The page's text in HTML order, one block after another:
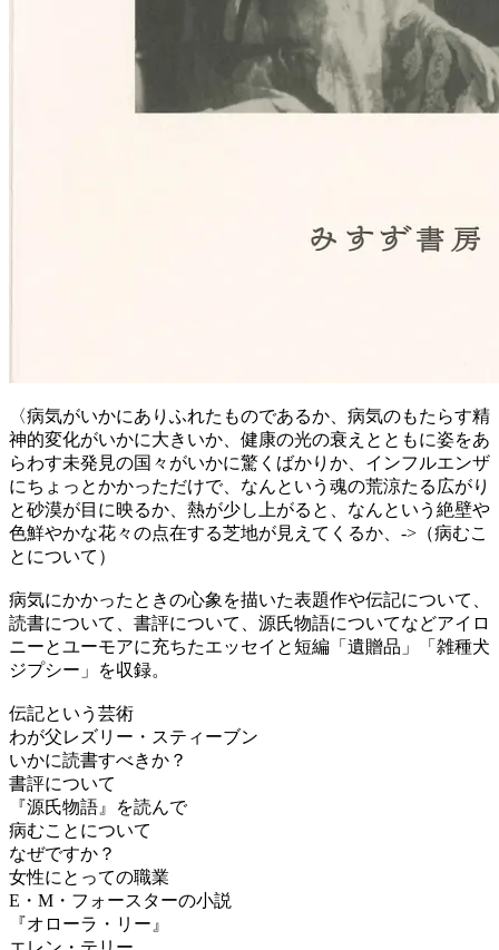
〈病気がいかにありふれたものであるか、病気のもたらす精
神的変化がいかに大きいか、健康の光の衰えとともに姿をあ
らわす未発見の国々がいかに驚くばかりか、インフルエンザ
にちょっとかかっただけで、なんという魂の荒涼たる広がり
と砂漠が目に映るか、熱が少し上がると、なんという絶壁や
色鮮やかな花々の点在する芝地が見えてくるか、->（病むこ
とについて）
病気にかかったときの心象を描いた表題作や伝記について、
読書について、書評について、源氏物語についてなどアイロ
ニーとユーモアに充ちたエッセイと短編「遺贈品」「雑種犬
ジプシー」を収録。
伝記という芸術
わが父レズリー・スティーブン
いかに読書すべきか？
書評について
『源氏物語』を読んで
病むことについて
なぜですか？
女性にとっての職業
E・M・フォースターの小説
『オローラ・リー』